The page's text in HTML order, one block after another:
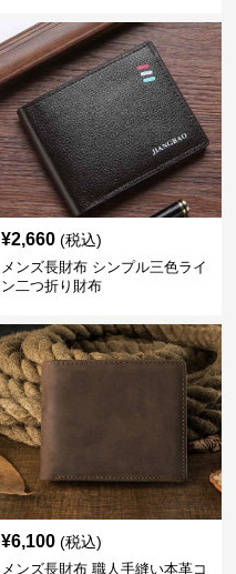
¥2,660 (税込)
メンズ長財布 シンプル三色ライ
ン二つ折り財布
¥6,100 (税込)
メンズ長財布 職人手縫い本革コ